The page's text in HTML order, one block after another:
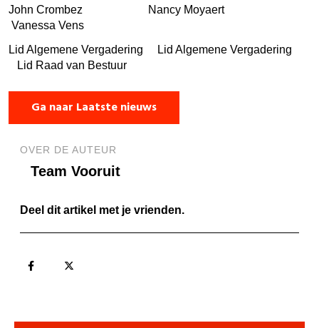
John Crombez Nancy Moyaert
Vanessa Vens
Lid Algemene Vergadering Lid Algemene Vergadering
Lid Raad van Bestuur
Ga naar Laatste nieuws
OVER DE AUTEUR
Team Vooruit
Deel dit artikel met je vrienden.